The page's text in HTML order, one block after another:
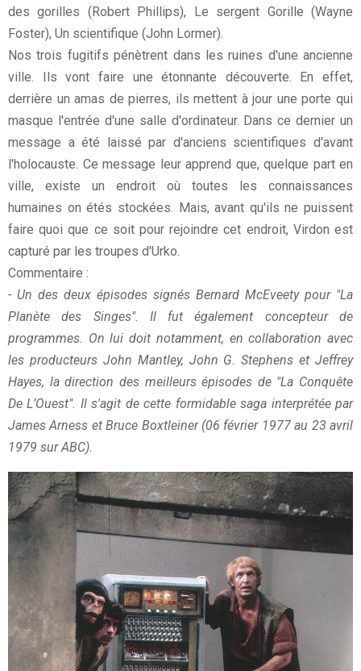
des gorilles (Robert Phillips), Le sergent Gorille (Wayne
Foster), Un scientifique (John Lormer).
Nos trois fugitifs pénètrent dans les ruines d'une ancienne
ville. Ils vont faire une étonnante découverte. En effet,
derrière un amas de pierres, ils mettent à jour une porte qui
masque l'entrée d'une salle d'ordinateur. Dans ce dernier un
message a été laissé par d'anciens scientifiques d'avant
l'holocauste. Ce message leur apprend que, quelque part en
ville, existe un endroit où toutes les connaissances
humaines on étés stockées. Mais, avant qu'ils ne puissent
faire quoi que ce soit pour rejoindre cet endroit, Virdon est
capturé par les troupes d'Urko.
Commentaire :
- Un des deux épisodes signés Bernard McEveety pour "La
Planète des Singes". Il fut également concepteur de
programmes. On lui doit notamment, en collaboration avec
les producteurs John Mantley, John G. Stephens et Jeffrey
Hayes, la direction des meilleurs épisodes de "La Conquête
De L’Ouest". Il s'agit de cette formidable saga interprétée par
James Arness et Bruce Boxtleiner (06 février 1977 au 23 avril
1979 sur ABC).